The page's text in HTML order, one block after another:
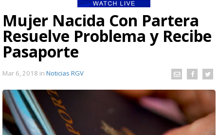
Mujer Nacida Con Partera
Resuelve Problema y Recibe
Pasaporte
Mar 6, 2018 in Noticias RGV